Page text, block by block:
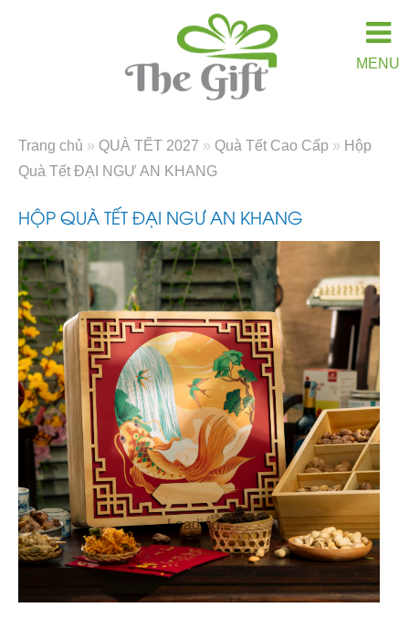
MENU
Trang chủ » QUÀ TẾT 2027 » Quà Tết Cao Cấp » Hộp
Quà Tết ĐẠI NGƯ AN KHANG
HỘP QUÀ TẾT ĐẠI NGƯ AN KHANG
Loading...